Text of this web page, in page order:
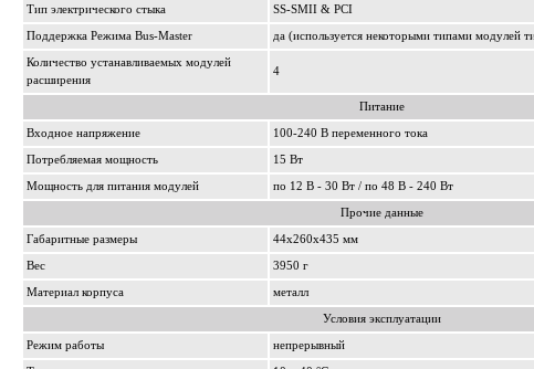
Тип электрического стыка SS-SMII & PCI
Поддержка Режима Bus-Master да (используется некоторыми типами модулей
Количество устанавливаемых модулей
расширения
4
Питание
Входное напряжение 100-240 В переменного тока
Потребляемая мощность 15 Вт
Мощность для питания модулей по 12 В - 30 Вт / по 48 В - 240 Вт
Прочие данные
Габаритные размеры 44x260x435 мм
Вес 3950 г
Материал корпуса металл
Условия эксплуатации
Режим работы непрерывный